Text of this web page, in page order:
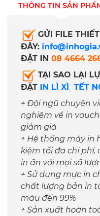
THÔNG TIN SẢN
GỬI FILE
ĐÂY:
ĐẶT IN 08 4664
TẠI SAO LẠI
ĐẶT IN LÌ XÌ TẾT
+ Đội ngũ chuyên
nghiệm về in
giảm giá
+ Hệ thống máy in
kiệm tối đa chi
in ấn với mọi số
+ Sử dụng mực in
chất lượng bản in
màu đến 99%
+ Sản xuất hoàn